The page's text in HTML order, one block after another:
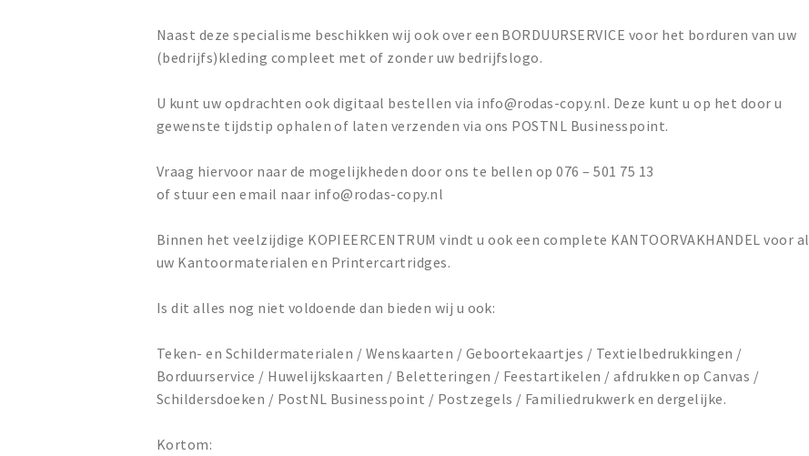
Naast deze specialisme beschikken wij ook over een BORDUURSERVICE voor het borduren van uw
(bedrijfs)kleding compleet met of zonder uw bedrijfslogo.
U kunt uw opdrachten ook digitaal bestellen via info@rodas-copy.nl. Deze kunt u op het door u
gewenste tijdstip ophalen of laten verzenden via ons POSTNL Businesspoint.
Vraag hiervoor naar de mogelijkheden door ons te bellen op 076 – 501 75 13
of stuur een email naar info@rodas-copy.nl
Binnen het veelzijdige KOPIEERCENTRUM vindt u ook een complete KANTOORVAKHANDEL voor al
uw Kantoormaterialen en Printercartridges.
Is dit alles nog niet voldoende dan bieden wij u ook:
Teken- en Schildermaterialen / Wenskaarten / Geboortekaartjes / Textielbedrukkingen /
Borduurservice / Huwelijkskaarten / Beletteringen / Feestartikelen / afdrukken op Canvas /
Schildersdoeken / PostNL Businesspoint / Postzegels / Familiedrukwerk en dergelijke.
Kortom: